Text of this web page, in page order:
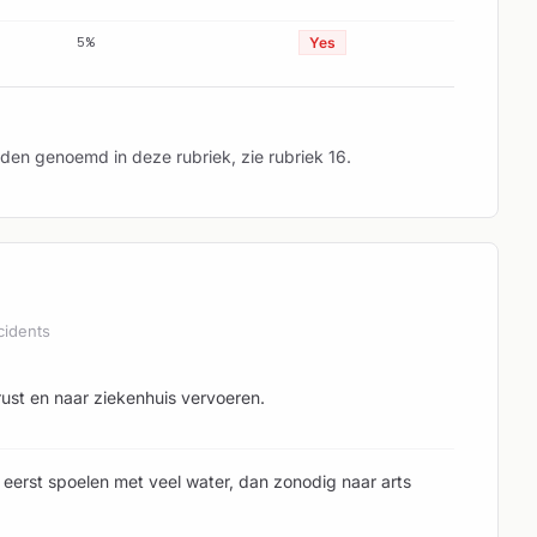
5% Yes
genoemd in deze rubriek, zie rubriek 16.
en naar ziekenhuis vervoeren.
spoelen met veel water, dan zonodig naar arts